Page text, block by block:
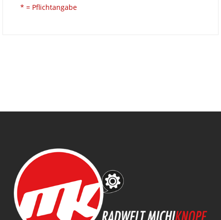
* = Pflichtangabe